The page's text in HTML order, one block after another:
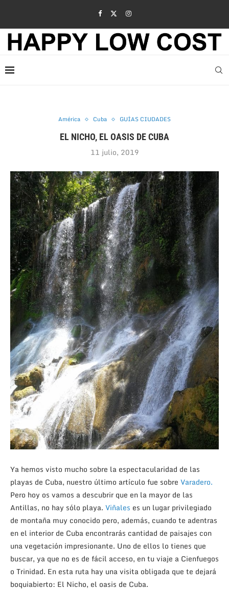
América Cuba GUÍAS CIUDADES
EL NICHO, EL OASIS DE CUBA
11 julio, 2019
Ya hemos visto mucho sobre la espectacularidad de las
playas de Cuba, nuestro último artículo fue sobre Varadero.
Pero hoy os vamos a descubrir que en la mayor de las
Antillas, no hay sólo playa. Viñales es un lugar privilegiado
de montaña muy conocido pero, además, cuando te adentras
en el interior de Cuba encontrarás cantidad de paisajes con
una vegetación impresionante. Uno de ellos lo tienes que
buscar, ya que no es de fácil acceso, en tu viaje a Cienfuegos
o Trinidad. En esta ruta hay una visita obligada que te dejará
boquiabierto: El Nicho, el oasis de Cuba.